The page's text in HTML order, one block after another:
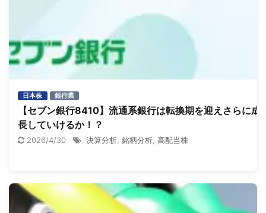
日本株 銀行業
【セブン銀行8410】流通系銀行は転換期を迎えさらに成
長していけるか！？
2026/4/30 決算分析 銘柄分析 高配当株